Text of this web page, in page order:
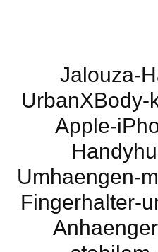
Jalouza-
UrbanXBody-
Apple-
Umhaengen-
Fingerhalter-